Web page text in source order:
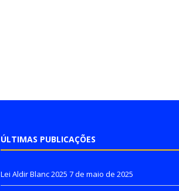
ÚLTIMAS PUBLICAÇÕES
Lei Aldir Blanc 2025 7 de maio de 2025